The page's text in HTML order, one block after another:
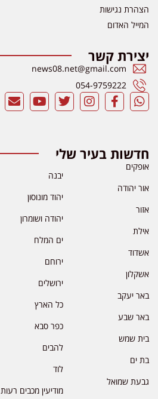
הצהרת נגישות
המייל האדום
יצירת קשר
news08.net@gmail.com
054-9759222
חדשות בעיר שלי
אופקים
אור יהודה
אזור
אילת
אשדוד
אשקלון
באר יעקב
באר שבע
בית שמש
בת ים
גבעת שמואל
יבנה
יהוד מונוסון
יהודה ושומרון
ים המלח
ירוחם
ירושלים
כל הארץ
כפר סבא
להבים
לוד
מודיעין מכבים רעות